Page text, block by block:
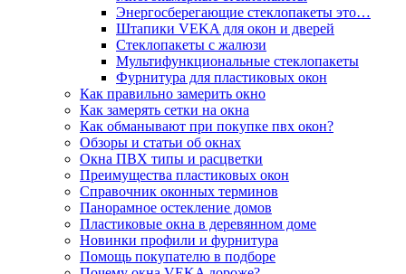
Энергосберегающие стеклопакеты это…
Штапики VEKA для окон и дверей
Стеклопакеты с жалюзи
Мультифункциональные стеклопакеты
Фурнитура для пластиковых окон
Как правильно замерить окно
Как замерять сетки на окна
Как обманывают при покупке пвх окон?
Обзоры и статьи об окнах
Окна ПВХ типы и расцветки
Преимущества пластиковых окон
Справочник оконных терминов
Панорамное остекление домов
Пластиковые окна в деревянном доме
Новинки профили и фурнитура
Помощь покупателю в подборе